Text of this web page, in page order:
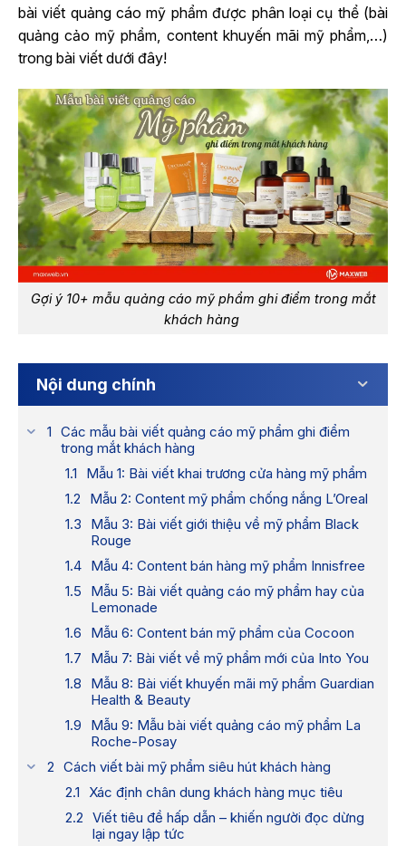
bài viết quảng cáo mỹ phẩm được phân loại cụ thể (bài
quảng cảo mỹ phẩm, content khuyến mãi mỹ phẩm,…)
trong bài viết dưới đây!
Gợi ý 10+ mẫu quảng cáo mỹ phẩm ghi điểm trong mắt
khách hàng
Nội dung chính
Các mẫu bài viết quảng cáo mỹ phẩm ghi điểm
trong mắt khách hàng
Mẫu 1: Bài viết khai trương cửa hàng mỹ phẩm
Mẫu 2: Content mỹ phẩm chống nắng L’Oreal
Mẫu 3: Bài viết giới thiệu về mỹ phẩm Black
Rouge
Mẫu 4: Content bán hàng mỹ phẩm Innisfree
Mẫu 5: Bài viết quảng cáo mỹ phẩm hay của
Lemonade
Mẫu 6: Content bán mỹ phẩm của Cocoon
Mẫu 7: Bài viết về mỹ phẩm mới của Into You
Mẫu 8: Bài viết khuyến mãi mỹ phẩm Guardian
Health & Beauty
Mẫu 9: Mẫu bài viết quảng cáo mỹ phẩm La
Roche-Posay
Cách viết bài mỹ phẩm siêu hút khách hàng
Xác định chân dung khách hàng mục tiêu
Viết tiêu đề hấp dẫn – khiến người đọc dừng
lại ngay lập tức